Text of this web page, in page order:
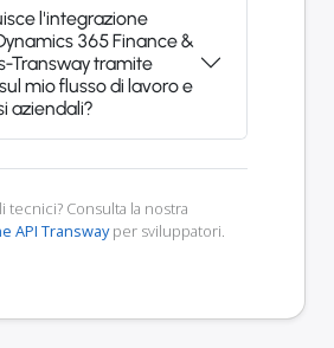
l'integrazione
365 Finance &
Transway tramite
mio flusso di lavoro e
aziendali?
tecnici? Consulta la nostra
API Transwayper sviluppatori.